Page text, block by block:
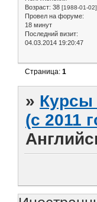
Возраст: 38 [1988-01-02]
Провел на форуме:
18 минут
Последний визит:
04.03.2014 19:20:47
Страница:1
» Курсы
(с 2011